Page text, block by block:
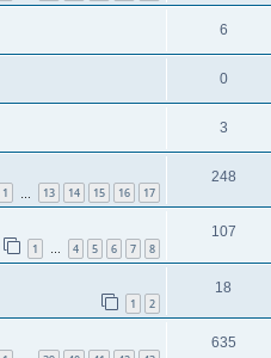
6
0
3
1 13 14 15 16 17
248
1 … 4 5 6 7 8
107
1 2
18
635